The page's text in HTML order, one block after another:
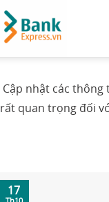
Cập nhật các
rất quan trọng đối
17